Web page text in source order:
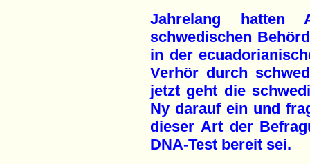
Jahrelang hatten
schwedischen
in der
Verhör durch
jetzt geht die
Ny darauf ein und
dieser Art der
DNA-Test bereit sei.